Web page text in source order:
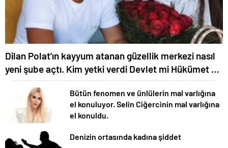
Dilan Polat’ın kayyum atanan güzellik merkezi nasıl
yeni şube açtı. Kim yetki verdi Devlet mi Hükümet mi
Bütün fenomen ve ünlülerin mal varlığına
el konuluyor. Selin Ciğercinin mal varlığına
el konuldu.
Denizin ortasında kadına şiddet